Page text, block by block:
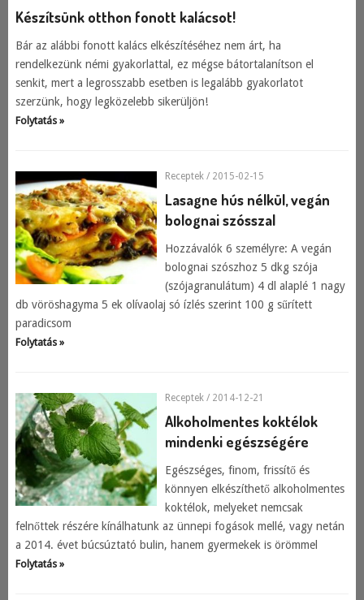
Készítsünk otthon fonott kalácsot!
Bár az alábbi fonott kalács elkészítéséhez nem árt, ha
rendelkezünk némi gyakorlattal, ez mégse bátortalanítson el
senkit, mert a legrosszabb esetben is legalább gyakorlatot
szerzünk, hogy legközelebb sikerüljön!
Folytatás »
Receptek / 2015-02-15
Lasagne hús nélkül, vegán
bolognai szósszal
Hozzávalók 6 személyre: A vegán
bolognai szószhoz 5 dkg szója
(szójagranulátum) 4 dl alaplé 1 nagy
db vöröshagyma 5 ek olívaolaj só ízlés szerint 100 g sűrített
paradicsom
Folytatás »
Receptek / 2014-12-21
Alkoholmentes koktélok
mindenki egészségére
Egészséges, finom, frissítő és
könnyen elkészíthető alkoholmentes
koktélok, melyeket nemcsak
felnőttek részére kínálhatunk az ünnepi fogások mellé, vagy netán
a 2014. évet búcsúztató bulin, hanem gyermekek is örömmel
Folytatás »